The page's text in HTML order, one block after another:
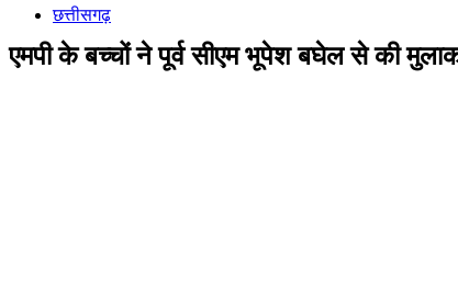
छत्तीसगढ़
एमपी के बच्चों ने पूर्व सीएम भूपेश बघेल से की